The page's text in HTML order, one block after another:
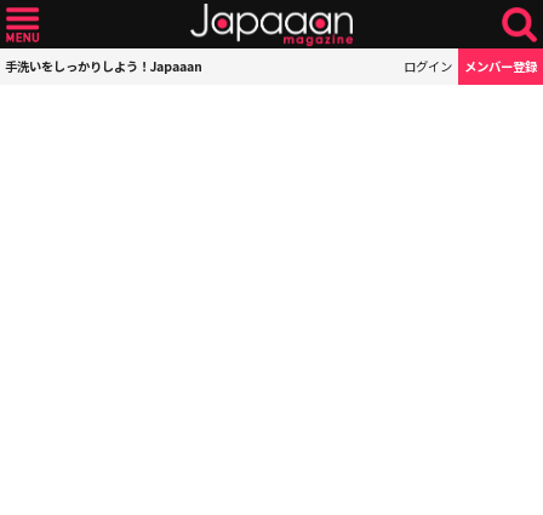
手洗いをしっかりしよう！Japaaan ログイン メンバー登録